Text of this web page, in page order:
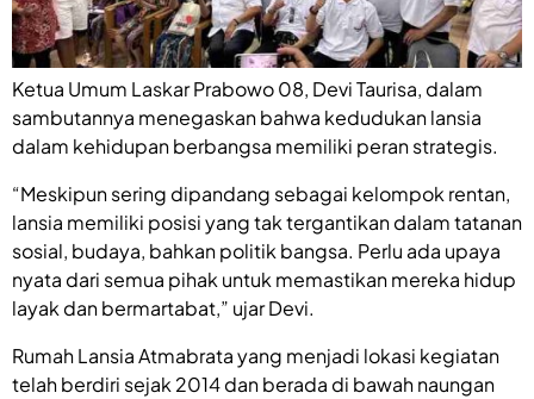
Ketua Umum Laskar Prabowo 08, Devi Taurisa, dalam
sambutannya menegaskan bahwa kedudukan lansia
dalam kehidupan berbangsa memiliki peran strategis.
“Meskipun sering dipandang sebagai kelompok rentan,
lansia memiliki posisi yang tak tergantikan dalam tatanan
sosial, budaya, bahkan politik bangsa. Perlu ada upaya
nyata dari semua pihak untuk memastikan mereka hidup
layak dan bermartabat,” ujar Devi.
Rumah Lansia Atmabrata yang menjadi lokasi kegiatan
telah berdiri sejak 2014 dan berada di bawah naungan